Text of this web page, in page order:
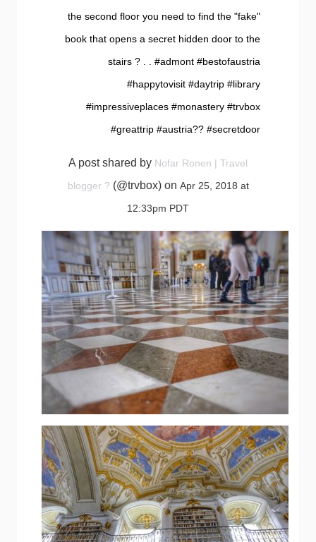
the second floor you need to find the "fake"
book that opens a secret hidden door to the
stairs ? . . #admont #bestofaustria
#happytovisit #daytrip #library
#impressiveplaces #monastery #trvbox
#greattrip #austria?? #secretdoor
A post shared by Nofar Ronen | Travel
blogger ? (@trvbox) on Apr 25, 2018 at
12:33pm PDT